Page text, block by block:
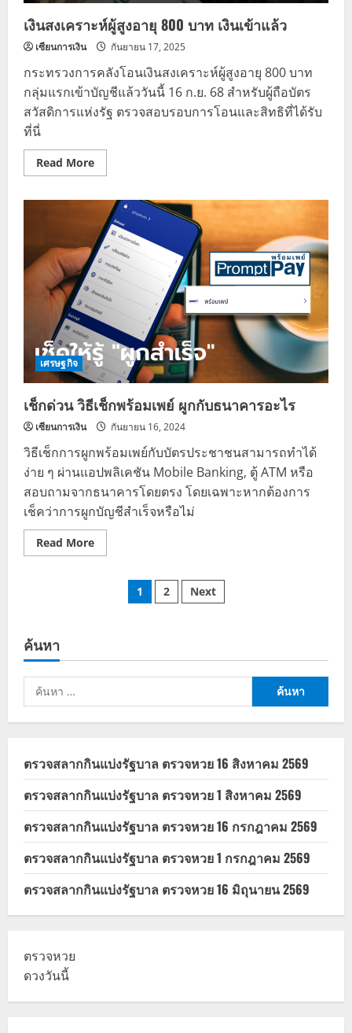
เงินสงเคราะห์ผู้สูงอายุ 800 บาท เงินเข้าแล้ว
เซียนการเงิน กันยายน 17, 2025
กระทรวงการคลังโอนเงินสงเคราะห์ผู้สูงอายุ 800 บาท
กลุ่มแรกเข้าบัญชีแล้ววันนี้ 16 ก.ย. 68 สำหรับผู้ถือบัตร
สวัสดิการแห่งรัฐ ตรวจสอบรอบการโอนและสิทธิที่ได้รับ
ที่นี่
Read MoreRead
more
สงเคราะห์
สูง
อายุ
800
บาท
เงิน
เข้า
แล้ว
เศรษฐกิจ
เช็กด่วน วิธีเช็กพร้อมเพย์ ผูกกับธนาคารอะไร
เซียนการเงิน กันยายน 16, 2024
วิธีเช็กการผูกพร้อมเพย์กับบัตรประชาชนสามารถทำได้
ง่าย ๆ ผ่านแอปพลิเคชัน Mobile Banking, ตู้ ATM หรือ
สอบถามจากธนาคารโดยตรง โดยเฉพาะหากต้องการ
เช็คว่าการผูกบัญชีสำเร็จหรือไม่
Read MoreRead
more
กับ
ธนาคาร
Posts
1 2 Next
ค้นหา
ค้นหา
สำหรับ:
ตรวจสลากกินแบ่งรัฐบาล ตรวจหวย 16 สิงหาคม 2569
ตรวจสลากกินแบ่งรัฐบาล ตรวจหวย 1 สิงหาคม 2569
ตรวจสลากกินแบ่งรัฐบาล ตรวจหวย 16 กรกฎาคม 2569
ตรวจสลากกินแบ่งรัฐบาล ตรวจหวย 1 กรกฎาคม 2569
ตรวจสลากกินแบ่งรัฐบาล ตรวจหวย 16 มิถุนายน 2569
ตรวจหวย
ดวงวันนี้